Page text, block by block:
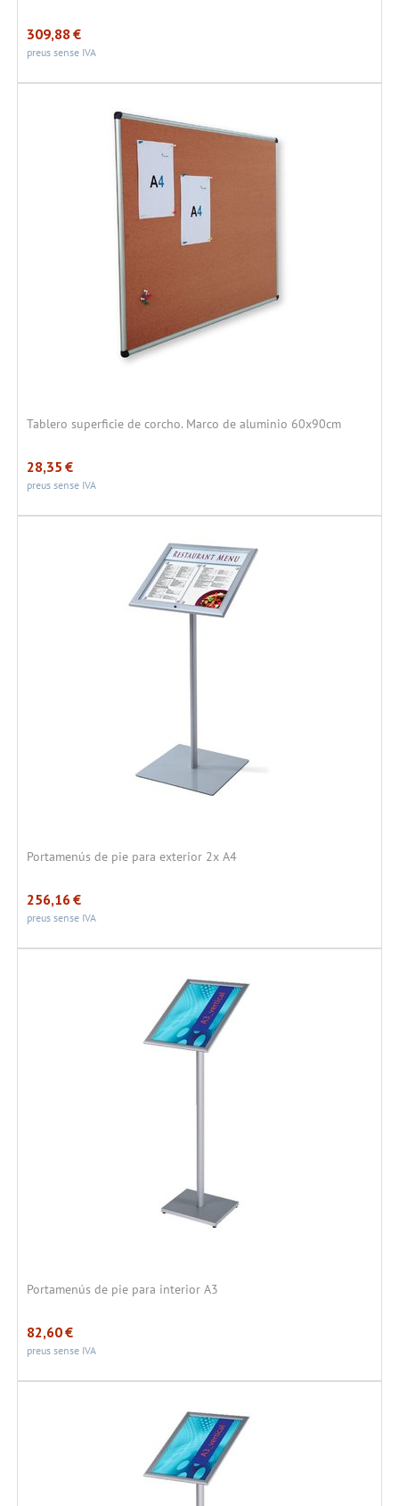
309,88 €
preus sense IVA
Tablero superficie de corcho. Marco de aluminio 60x90cm
28,35 €
preus sense IVA
Portamenús de pie para exterior 2x A4
256,16€
preus sense IVA
Portamenús de pie para interior A3
82,60€
preus sense IVA